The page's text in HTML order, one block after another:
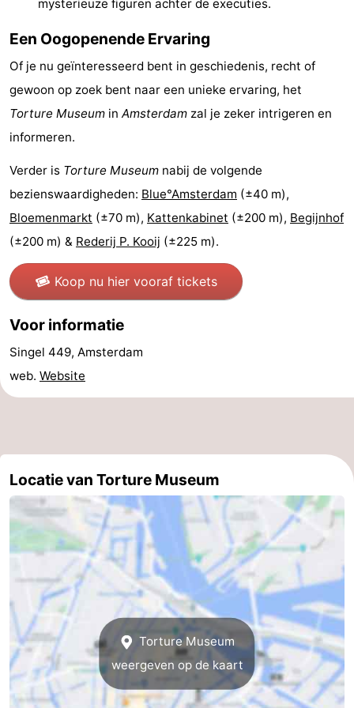
Homohoofdstad
Rosse
buurt
Geschiedenis
Diamantstad
Pleinen
in
het
Parken
en
Stadsdelen
-
Noord-
-
Holland
Forum
Reisboekenwinkel
Openbaar
vervoer
Route
Centraal
Station
Schiphol
Eindhoven
-
mysterieuze figuren achter de executies.
Een Oogopenende Ervaring
Of je nu geïnteresseerd bent in geschiedenis, recht of
gewoon op zoek bent naar een unieke ervaring, het
Torture Museum in Amsterdam zal je zeker intrigeren en
informeren.
Verder is Torture Museum nabij de volgende
bezienswaardigheden: Blue°Amsterdam (±40 m),
Bloemenmarkt (±70 m), Kattenkabinet (±200 m), Begijnhof
(±200 m) & Rederij P. Kooij (±225 m).
Koop nu hier vooraf tickets
Voor informatie
Singel 449, Amsterdam
web. Website
Locatie van Torture Museum
Torture Museum
weergeven op de kaart